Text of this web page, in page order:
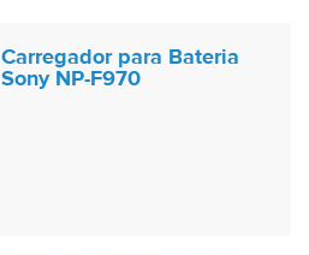
Carregador para Bateria
Sony NP-F970